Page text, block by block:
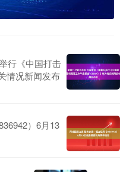
行《中国打击
情况新闻发布
）6月13